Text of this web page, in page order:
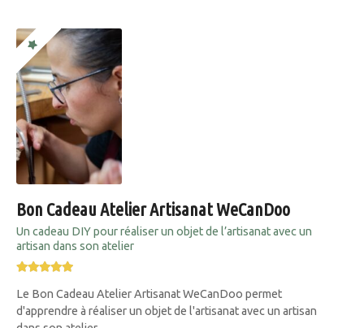
Bon Cadeau Atelier Artisanat WeCanDoo
Un cadeau DIY pour réaliser un objet de l’artisanat avec un
artisan dans son atelier
Le Bon Cadeau Atelier Artisanat WeCanDoo permet
d'apprendre à réaliser un objet de l'artisanat avec un artisan